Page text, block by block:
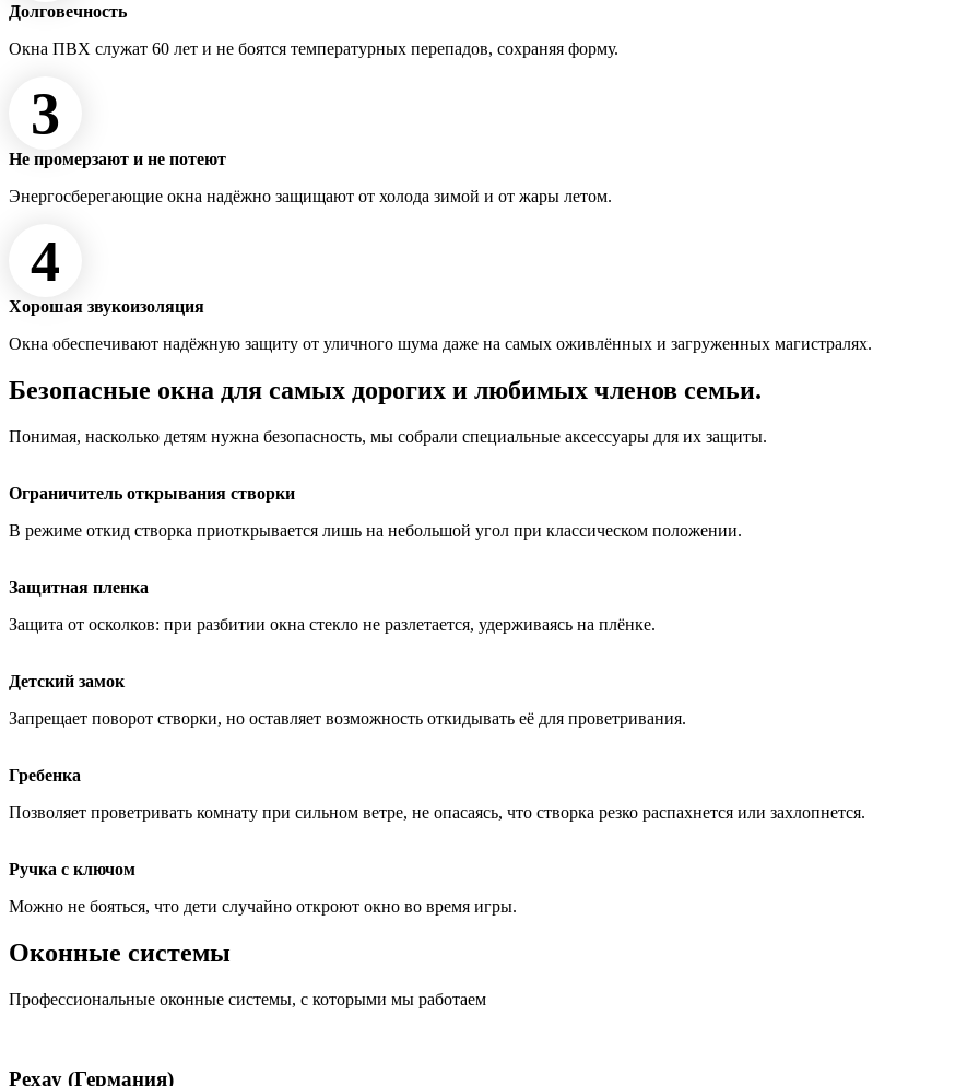
Долговечность
Окна ПВХ служат 60 лет и не боятся температурных перепадов, сохраняя форму.
3
Не промерзают и не потеют
Энергосберегающие окна надёжно защищают от холода зимой и от жары летом.
4
Хорошая звукоизоляция
Окна обеспечивают надёжную защиту от уличного шума даже на самых оживлённых и загруженных магистралях.
Безопасные окна для самых дорогих и любимых членов семьи.
Понимая, насколько детям нужна безопасность, мы собрали специальные аксессуары для их защиты.
Ограничитель открывания створки
В режиме откид створка приоткрывается лишь на небольшой угол при классическом положении.
Защитная пленка
Защита от осколков: при разбитии окна стекло не разлетается, удерживаясь на плёнке.
Детский замок
Запрещает поворот створки, но оставляет возможность откидывать её для проветривания.
Гребенка
Позволяет проветривать комнату при сильном ветре, не опасаясь, что створка резко распахнется или захлопнется.
Ручка с ключом
Можно не бояться, что дети случайно откроют окно во время игры.
Оконные системы
Профессиональные оконные системы, с которыми мы работаем
Рехау (Германия)